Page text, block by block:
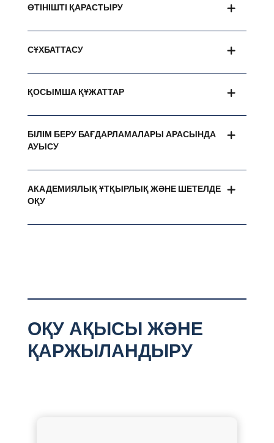
ӨТІНІШТІ ҚАРАСТЫРУ
СҰХБАТТАСУ
ҚОСЫМША ҚҰЖАТТАР
БІЛІМ БЕРУ БАҒДАРЛАМАЛАРЫ АРАСЫНДА
АУЫСУ
АКАДЕМИЯЛЫҚ ҰТҚЫРЛЫҚ ЖӘНЕ ШЕТЕЛДЕ
ОҚУ
ОҚУ АҚЫСЫ ЖӘНЕ
ҚАРЖЫЛАНДЫРУ